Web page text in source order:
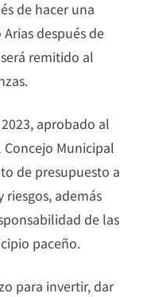
de hacer una
después de
remitido al
aprobado al
Municipal
de presupuesto a
riesgos, además
de las
paceño.
para invertir, dar